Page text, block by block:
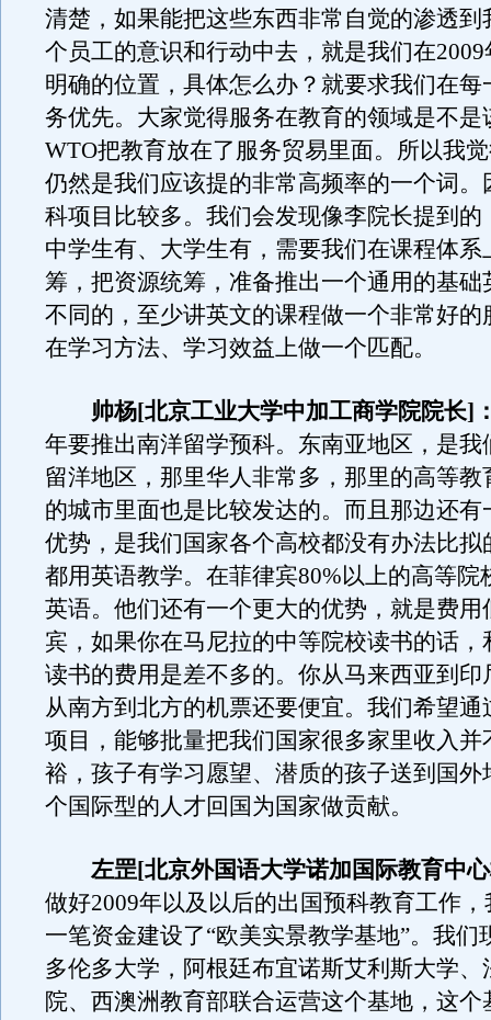
清楚，如果能把这些东西非常自觉的渗透到
个员工的意识和行动中去，就是我们在
明确的位置，具体怎么办？就要求我们在每
务优先。大家觉得服务在教育的领域是不是
WTO把教育放在了服务贸易里面。所以我
仍然是我们应该提的非常高频率的一个词。
科项目比较多。我们会发现像李院长提到的
中学生有、大学生有，需要我们在课程体系
筹，把资源统筹，准备推出一个通用的基础
不同的，至少讲英文的课程做一个非常好的
在学习方法、学习效益上做一个匹配。
帅杨[北京工业大学中加工商学院院长]
年要推出南洋留学预科。东南亚地区，是我
留洋地区，那里华人非常多，那里的高等教
的城市里面也是比较发达的。而且那边还有
优势，是我们国家各个高校都没有办法比拟
都用英语教学。在菲律宾80%以上的高等院
英语。他们还有一个更大的优势，就是费用
宾，如果你在马尼拉的中等院校读书的话，
读书的费用是差不多的。你从马来西亚到印
从南方到北方的机票还要便宜。我们希望通
项目，能够批量把我们国家很多家里收入并
裕，孩子有学习愿望、潜质的孩子送到国外
个国际型的人才回国为国家做贡献。
左罡[北京外国语大学诺加国际教育中
做好2009年以及以后的出国预科教育工作
一笔资金建设了“欧美实景教学基地”。我们
多伦多大学，阿根廷布宜诺斯艾利斯大学、
院、西澳洲教育部联合运营这个基地，这个